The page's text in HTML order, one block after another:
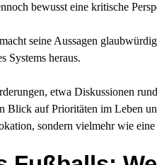
bewusst eine kritische
seine Aussagen
Systems heraus.
etwa Diskussionen
Blick auf Prioritäten im Leben
sondern vielmehr wie